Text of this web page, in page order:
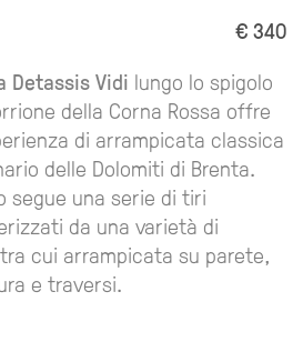
€ 340
Detassis Vidi lungo lo spigolo
della Corna Rossa offre
di arrampicata classica
delle Dolomiti di Brenta.
segue una serie di tiri
da una varietà di
cui arrampicata su parete,
e traversi.